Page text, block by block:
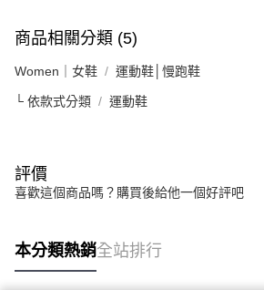
商品相關分類 (5)
Women｜女鞋 運動鞋│慢跑鞋
└ 依款式分類 運動鞋
評價
喜歡這個商品嗎？購買後給他一個好評吧
本分類熱銷全站排行